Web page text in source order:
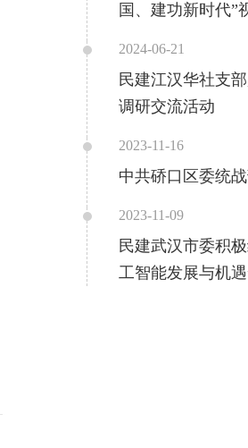
国、建功新时代”
2024-06-21
民建江汉华社支
调研交流活动
2023-11-16
中共硚口区委统
2023-11-09
民建武汉市委积
工智能发展与机